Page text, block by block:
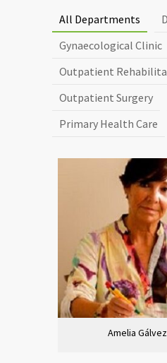
All Departments
Gynaecological Clinic
Outpatient
Outpatient Surgery
Primary Health Care
Amelia